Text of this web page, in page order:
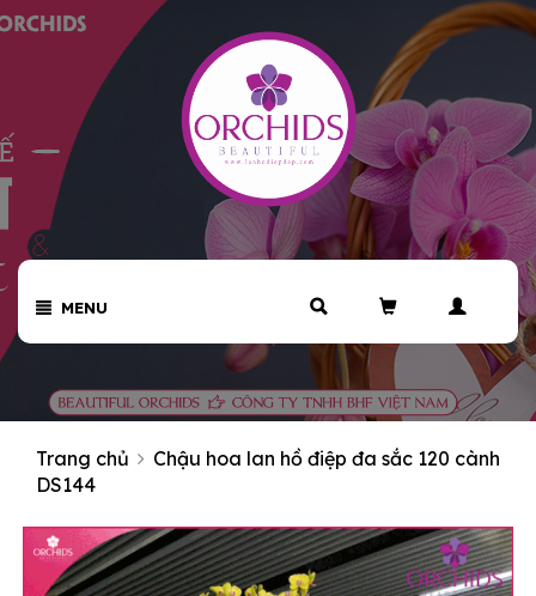
MENU
Trang chủ
Chậu hoa lan hồ điệp đa sắc 120 cành
DS144